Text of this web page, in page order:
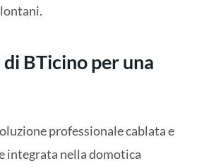
BTicino per una
professionale cablata e
integrata nella domotica